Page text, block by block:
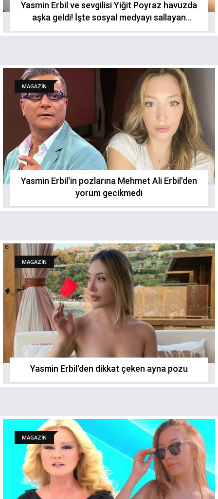
Yasmin Erbil ve sevgilisi Yiğit Poyraz havuzda
aşka geldi! İşte sosyal medyayı sallayan
paylaşım...
MAGAZİN
Yasmin Erbil'in pozlarına Mehmet Ali Erbil'den
yorum gecikmedi
MAGAZİN
Yasmin Erbil'den dikkat çeken ayna pozu
MAGAZİN